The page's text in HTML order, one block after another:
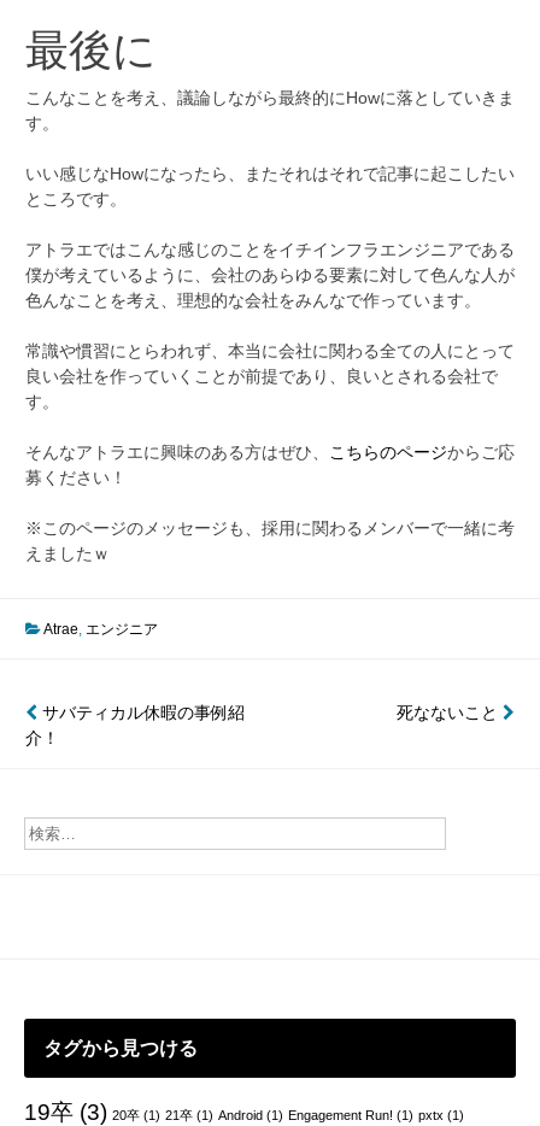
最後に
こんなことを考え、議論しながら最終的にHowに落としていきま
す。
いい感じなHowになったら、またそれはそれで記事に起こしたい
ところです。
アトラエではこんな感じのことをイチインフラエンジニアである
僕が考えているように、会社のあらゆる要素に対して色んな人が
色んなことを考え、理想的な会社をみんなで作っています。
常識や慣習にとらわれず、本当に会社に関わる全ての人にとって
良い会社を作っていくことが前提であり、良いとされる会社で
す。
そんなアトラエに興味のある方はぜひ、 こちらのページからご応
募ください！
※このページのメッセージも、採用に関わるメンバーで一緒に考
えましたｗ
Atrae, エンジニア
投
稿
ビ
ン
サバティカル休暇の事例紹
介！
死なないこと
タグから見つける
19卒(3) 20卒(1) 21卒(1) Android(1) Engagement Run! (1) pxtx (1)